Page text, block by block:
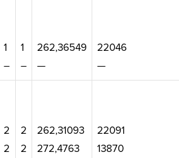
1
–
1
–
262,36549
—
22046
—
2
2
2
2
262,31093
272,4763
22091
13870